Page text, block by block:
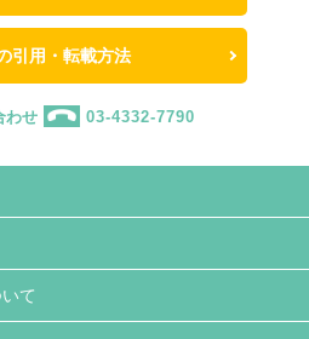
引用・転載方法
わせ 03-4332-7790
て